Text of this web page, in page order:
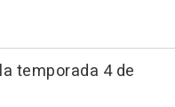
temporada 4 de